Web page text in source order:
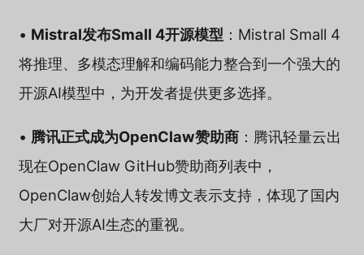
• Mistral发布Small 4开源模型 ：Mistral Small 4
将推理、多模态理解和编码能力整合到一个强大的
开源AI模型中，为开发者提供更多选择。
• 腾讯正式成为OpenClaw赞助商：腾讯轻量云出
现在OpenClaw GitHub赞助商列表中，
OpenClaw创始人转发博文表示支持，体现了国内
大厂对开源AI生态的重视。